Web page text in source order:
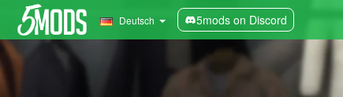
Deutsch 5mods on Discord